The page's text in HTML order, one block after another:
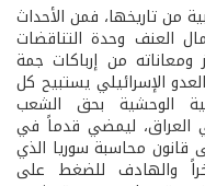
من تاريخها، فمن الأحداث
العنف وحدة التناقضات
ومعاناته من إرباكات جمة
الإسرائيلي يستبيح كل
الوحشية بحق الشعب
العراق، ليمضي قدماً في
قانون محاسبة سوريا الذي
والهادف للضغط على